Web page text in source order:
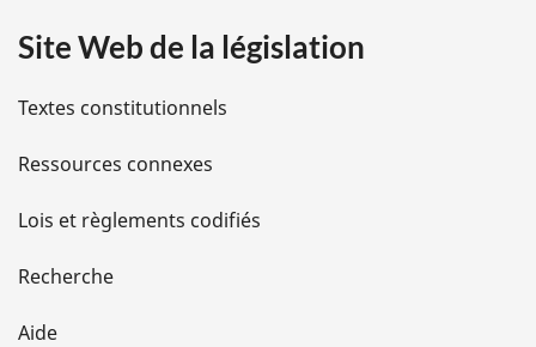
i
l
s
d
e
l
Site Web de la législation
Textes constitutionnels
Ressources connexes
Lois et règlements codifiés
Recherche
Aide